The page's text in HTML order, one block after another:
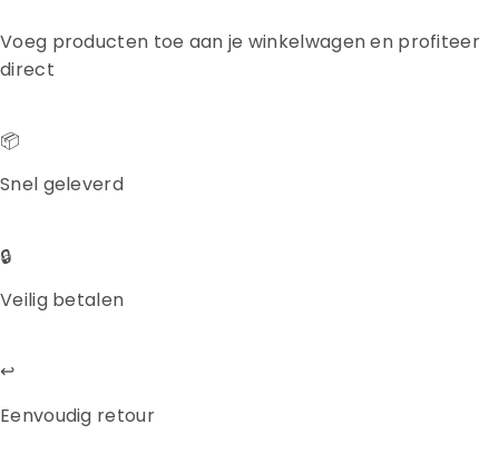
Voeg producten toe aan je winkelwagen en profiteer
direct
📦
Snel geleverd
🔒
Veilig betalen
↩️
Eenvoudig retour